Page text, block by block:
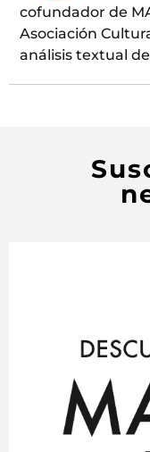
cofundador de
Asociación
análisis textual